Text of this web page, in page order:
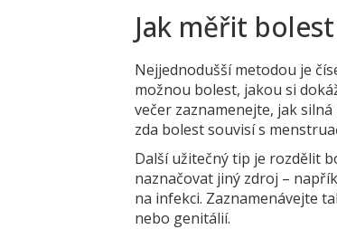
Jak měřit
Nejjednodušší metodou je
možnou bolest, jakou si
večer zaznamenejte, jak
zda bolest souvisí s
Další užitečný tip je rozdělit
naznačovat jiný zdroj –
na infekci. Zaznamenávejte
nebo genitálií.